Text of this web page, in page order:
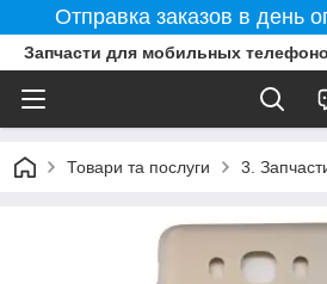
Отправка заказов в день
Запчасти для мобильных
Товари та послуги 3.